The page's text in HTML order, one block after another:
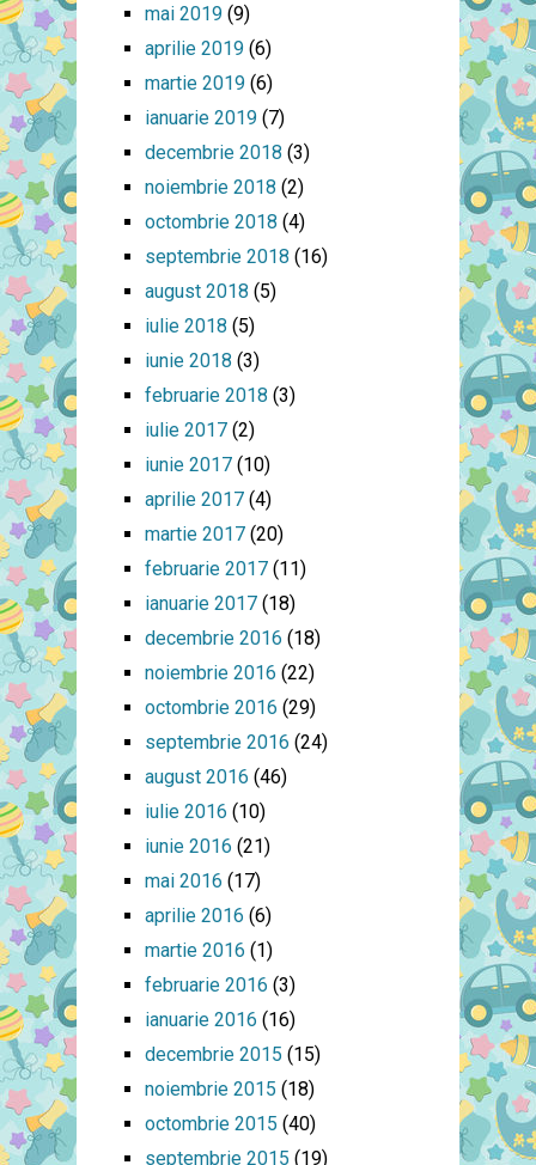
mai 2019(9)
aprilie 2019(6)
martie 2019(6)
ianuarie 2019(7)
decembrie 2018 (3)
noiembrie 2018 (2)
octombrie 2018 (4)
septembrie 2018 (16)
august 2018 (5)
iulie 2018 (5)
iunie 2018 (3)
februarie 2018 (3)
iulie 2017(2)
iunie 2017(10)
aprilie 2017(4)
martie 2017(20)
februarie 2017(11)
ianuarie 2017(18)
decembrie 2016 (18)
noiembrie 2016 (22)
octombrie 2016 (29)
septembrie 2016 (24)
august 2016 (46)
iulie 2016 (10)
iunie 2016 (21)
mai 2016 (17)
aprilie 2016 (6)
martie 2016 (1)
februarie 2016 (3)
ianuarie 2016 (16)
decembrie 2015 (15)
noiembrie 2015 (18)
octombrie 2015 (40)
septembrie 2015 (19)